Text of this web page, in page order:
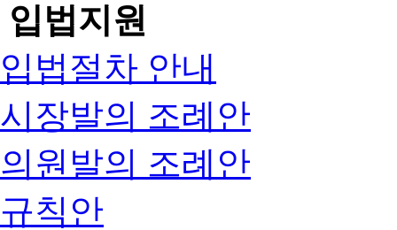
입법지원
입법절차 안내
시장발의 조례안
의원발의 조례안
규칙안